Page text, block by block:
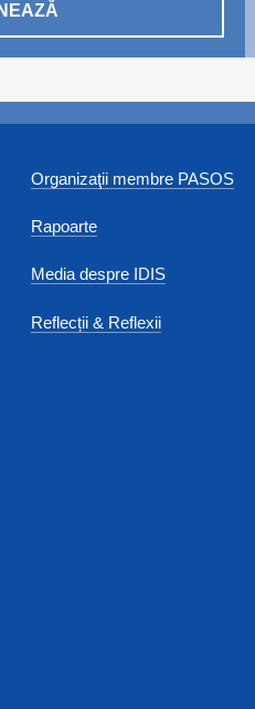
Organizaţii membre PASOS
Rapoarte
Media despre IDIS
Reflecții & Reflexii